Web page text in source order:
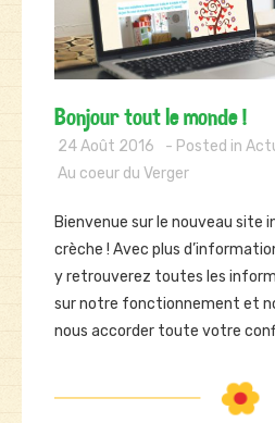
Bonjour tout le monde !
24 Août 2016
Au coeur du Verger
Bienvenue sur le nouveau site
crèche ! Avec plus
y retrouverez toutes les
sur notre fonctionnement et
nous accorder toute votre